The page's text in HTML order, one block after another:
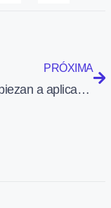
PRÓXIMA
Hoy empiezan a aplicarse en Estados Unidos restricciones de vuelo porque los conroladores llevan más de un mes sin cobrar